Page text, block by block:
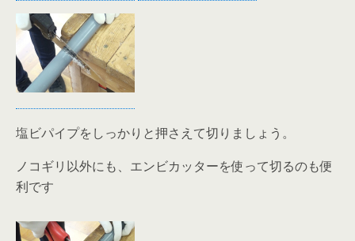
塩ビパイプをしっかりと押さえて切りましょう。
ノコギリ以外にも、エンビカッターを使って切るのも便
利です